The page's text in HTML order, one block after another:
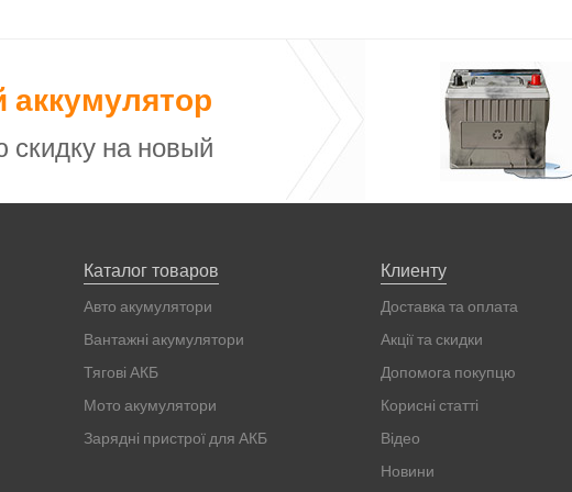
на новый
Каталог товаров
Авто акумулятори
Вантажні акумулятори
Тягові АКБ
Мото акумулятори
Зарядні пристрої для АКБ
Клиенту
Доставка та оплата
Акції та скидки
Допомога покупцю
Корисні статті
Відео
Новини